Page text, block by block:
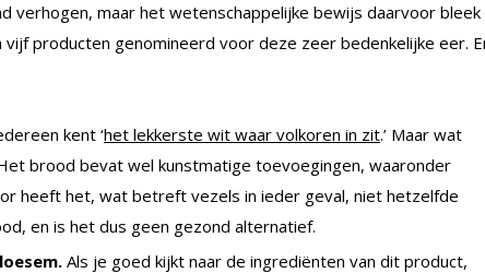
verhogen, maar het wetenschappelijke bewijs daarvoor bleek
producten genomineerd voor deze zeer bedenkelijke eer.
kent ‘het lekkerste wit waar volkoren in zit.’ Maar wat
brood bevat wel kunstmatige toevoegingen, waaronder
heeft het, wat betreft vezels in ieder geval, niet hetzelfde
en is het dus geen gezond alternatief.
Als je goed kijkt naar de ingrediënten van dit product,